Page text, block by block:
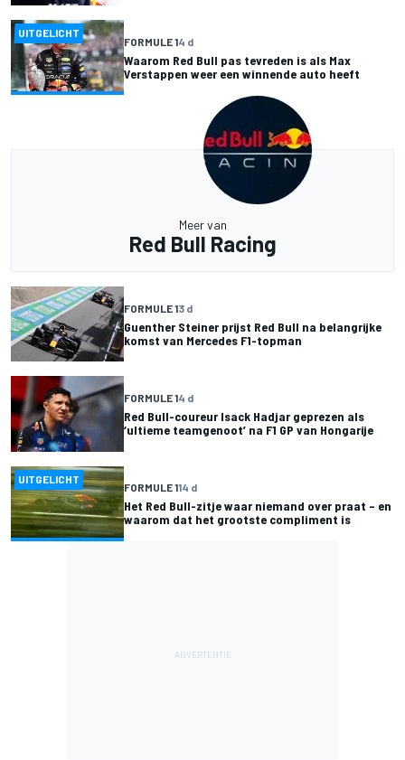
UITGELICHT
FORMULE 14 d
Waarom Red Bull pas tevreden is als Max
Verstappen weer een winnende auto heeft
Meer van
Red Bull Racing
FORMULE 13 d
Guenther Steiner prijst Red Bull na belangrijke
komst van Mercedes F1-topman
FORMULE 14 d
Red Bull-coureur Isack Hadjar geprezen als
‘ultieme teamgenoot’ na F1 GP van Hongarije
UITGELICHT
FORMULE 114 d
Het Red Bull-zitje waar niemand over praat – en
waarom dat het grootste compliment is